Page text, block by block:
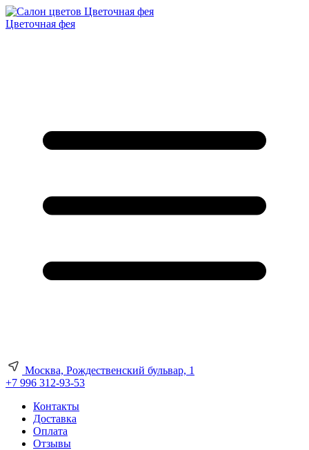
Цветочная фея
Москва, Рождественский бульвар, 1
+7 996 312-93-53
Контакты
Доставка
Оплата
Отзывы